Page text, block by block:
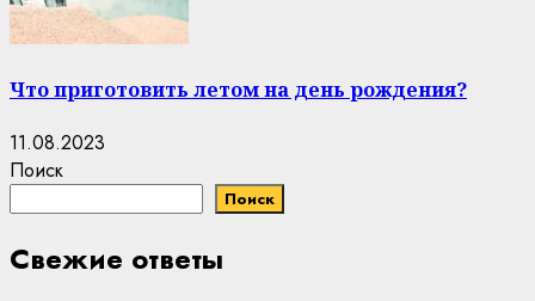
Что приготовить летом на день рождения?
11.08.2023
Поиск
Поиск
Свежие ответы